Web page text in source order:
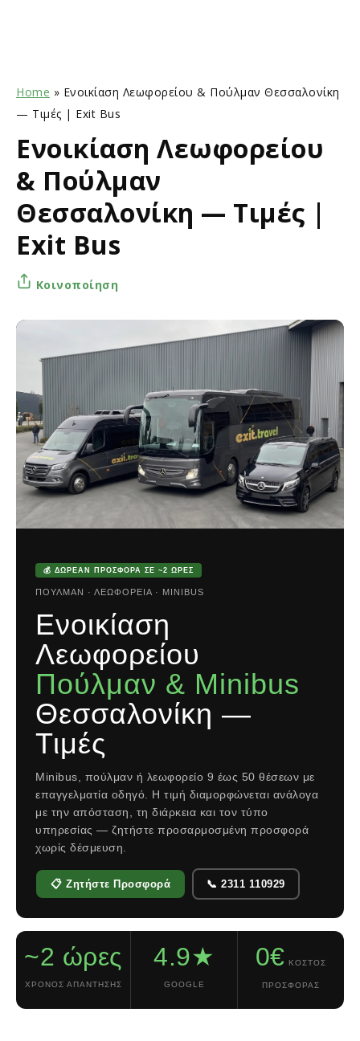
Home » Ενοικίαση Λεωφορείου & Πούλμαν Θεσσαλονίκη
— Τιμές | Exit Bus
Ενοικίαση Λεωφορείου
& Πούλμαν
Θεσσαλονίκη — Τιμές |
Exit Bus
Κοινοποίηση
💰 ΔΩΡΕΆΝ ΠΡΟΣΦΟΡΆ ΣΕ ~2 ΏΡΕΣ
ΠΟΎΛΜΑΝ · ΛΕΩΦΟΡΕΊΑ · MINIBUS
Ενοικίαση
Λεωφορείου
Πούλμαν & Minibus
Θεσσαλονίκη —
Τιμές
Minibus, πούλμαν ή λεωφορείο 9 έως 50 θέσεων με
επαγγελματία οδηγό. Η τιμή διαμορφώνεται ανάλογα
με την απόσταση, τη διάρκεια και τον τύπο
υπηρεσίας — ζητήστε προσαρμοσμένη προσφορά
χωρίς δέσμευση.
📋 Ζητήστε Προσφορά 📞 2311 110929
~2 ώρες
ΧΡΌΝΟΣ ΑΠΆΝΤΗΣΗΣ
4.9★
GOOGLE
0€ ΚΌΣΤΟΣ
ΠΡΟΣΦΟΡΆΣ